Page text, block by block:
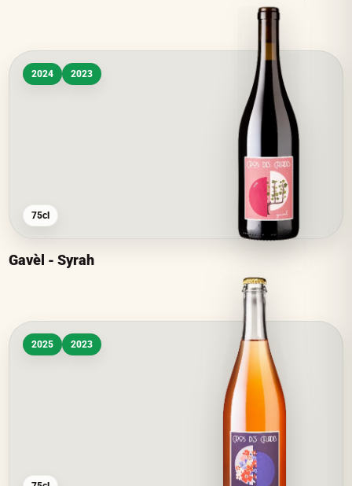
2024 2023
75cl
Gavèl - Syrah
2025 2023